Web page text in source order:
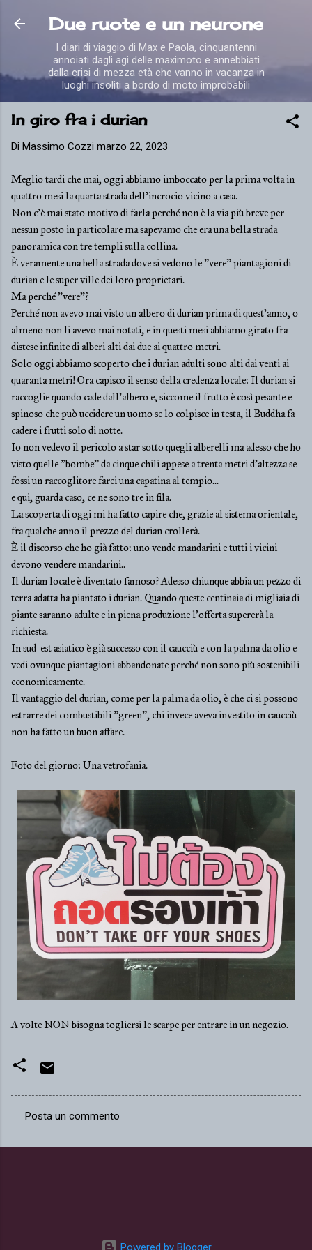
Passa ai contenuti principali
Due ruote e un neurone
I diari di viaggio di Max e Paola, cinquantenni
annoiati dagli agi delle maximoto e annebbiati
dalla crisi di mezza età che vanno in vacanza in
luoghi insoliti a bordo di moto improbabili
In giro fra i durian
Di Massimo Cozzi marzo 22, 2023
Meglio tardi che mai, oggi abbiamo imboccato per la prima volta in
quattro mesi la quarta strada dell'incrocio vicino a casa.
Non c'è mai stato motivo di farla perché non è la via più breve per
nessun posto in particolare ma sapevamo che era una bella strada
panoramica con tre templi sulla collina.
È veramente una bella strada dove si vedono le "vere" piantagioni di
durian e le super ville dei loro proprietari.
Ma perché "vere"?
Perché non avevo mai visto un albero di durian prima di quest'anno, o
almeno non li avevo mai notati, e in questi mesi abbiamo girato fra
distese infinite di alberi alti dai due ai quattro metri.
Solo oggi abbiamo scoperto che i durian adulti sono alti dai venti ai
quaranta metri! Ora capisco il senso della credenza locale: Il durian si
raccoglie quando cade dall'albero e, siccome il frutto è così pesante e
spinoso che può uccidere un uomo se lo colpisce in testa, il Buddha fa
cadere i frutti solo di notte.
Io non vedevo il pericolo a star sotto quegli alberelli ma adesso che ho
visto quelle "bombe" da cinque chili appese a trenta metri d'altezza se
fossi un raccoglitore farei una capatina al tempio...
e qui, guarda caso, ce ne sono tre in fila.
La scoperta di oggi mi ha fatto capire che, grazie al sistema orientale,
fra qualche anno il prezzo del durian crollerà.
È il discorso che ho già fatto: uno vende mandarini e tutti i vicini
devono vendere mandarini..
Il durian locale è diventato famoso? Adesso chiunque abbia un pezzo di
terra adatta ha piantato i durian. Quando queste centinaia di migliaia di
piante saranno adulte e in piena produzione l'offerta supererà la
richiesta.
In sud-est asiatico è già successo con il caucciù e con la palma da olio e
vedi ovunque piantagioni abbandonate perché non sono più sostenibili
economicamente.
Il vantaggio del durian, come per la palma da olio, è che ci si possono
estrarre dei combustibili "green", chi invece aveva investito in caucciù
non ha fatto un buon affare.
Foto del giorno: Una vetrofania.
A volte NON bisogna togliersi le scarpe per entrare in un negozio.
o
Posta un commento
Powered by Blogger